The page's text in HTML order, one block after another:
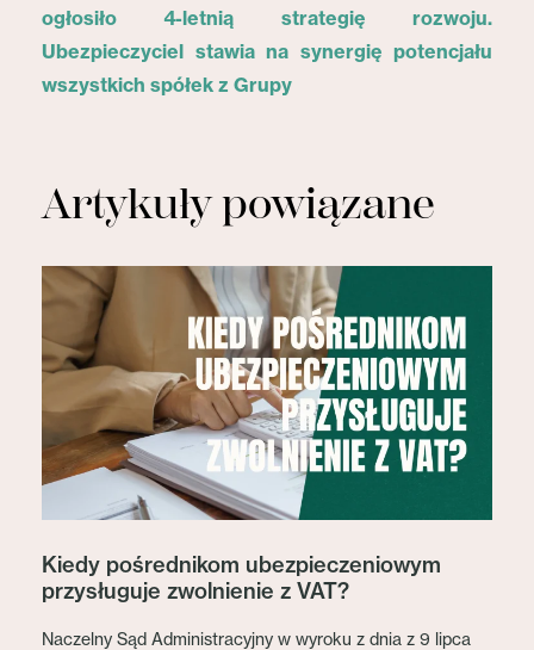
ogłosiło 4-letnią strategię rozwoju.
Ubezpieczyciel stawia na synergię potencjału
wszystkich spółek z Grupy
Artykuły powiązane
Kiedy pośrednikom ubezpieczeniowym
przysługuje zwolnienie z VAT?
Naczelny Sąd Administracyjny w wyroku z dnia z 9 lipca